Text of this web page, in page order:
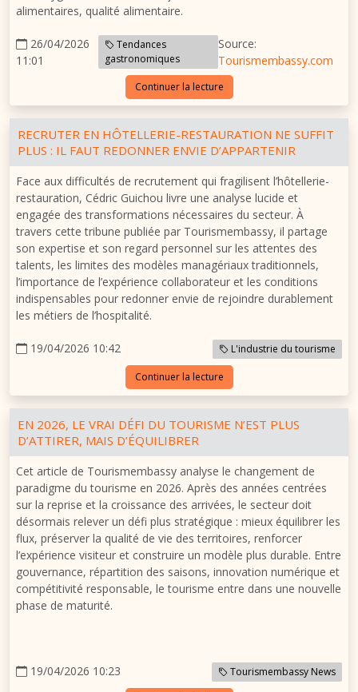
alimentaires, qualité alimentaire.
26/04/2026
11:01
Tendances
gastronomiques
Source:
Tourismembassy.com
Continuer la lecture
RECRUTER EN HÔTELLERIE-RESTAURATION NE SUFFIT
PLUS : IL FAUT REDONNER ENVIE D’APPARTENIR
Face aux difficultés de recrutement qui fragilisent l’hôtellerie-
restauration, Cédric Guichou livre une analyse lucide et
engagée des transformations nécessaires du secteur. À
travers cette tribune publiée par Tourismembassy, il partage
son expertise et son regard personnel sur les attentes des
talents, les limites des modèles managériaux traditionnels,
l’importance de l’expérience collaborateur et les conditions
indispensables pour redonner envie de rejoindre durablement
les métiers de l’hospitalité.
19/04/2026 10:42 L'industrie du tourisme
Continuer la lecture
EN 2026, LE VRAI DÉFI DU TOURISME N’EST PLUS
D’ATTIRER, MAIS D’ÉQUILIBRER
Cet article de Tourismembassy analyse le changement de
paradigme du tourisme en 2026. Après des années centrées
sur la reprise et la croissance des arrivées, le secteur doit
désormais relever un défi plus stratégique : mieux équilibrer les
flux, préserver la qualité de vie des territoires, renforcer
l’expérience visiteur et construire un modèle plus durable. Entre
gouvernance, répartition des saisons, innovation numérique et
compétitivité responsable, le tourisme entre dans une nouvelle
phase de maturité.
19/04/2026 10:23 Tourismembassy News